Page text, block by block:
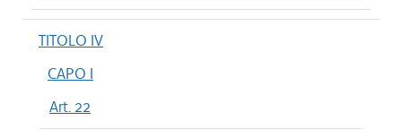
TITOLO IV
CAPO I
Art. 22